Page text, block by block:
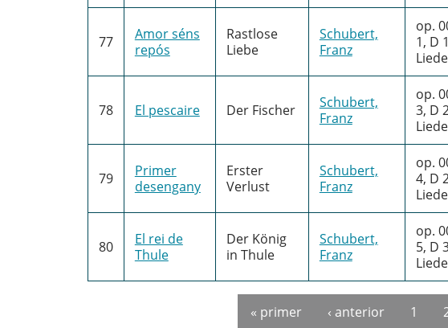
77
Amor séns
repós
Rastlose
Liebe
Schubert,
Franz
op.
1, D
78 El pescaire Der Fischer
Schubert,
Franz
op.
3, D
79
Primer
desengany
Erster
Verlust
Schubert,
Franz
op.
4, D
80
El rei de
Thule
Der König
in Thule
Schubert,
Franz
op.
5, D
« primer ‹ anterior 1